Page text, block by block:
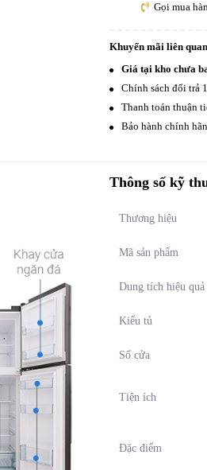
Gọi mua
Khuyến mãi liên quan
Giá tại kho chưa
Chính sách đổi trả
Thanh toán thuận
Bảo hành chính
Thông số kỹ
Thương hiệu
Mã sản phẩm
Dung tích hiệu quả
Kiểu tủ
Số cửa
Tiện ích
Đặc điểm